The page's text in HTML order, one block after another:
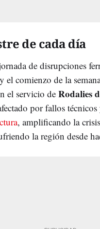
de cada día
de disrupciones
el comienzo de la
el servicio de Rodalies
por fallos técnicos
, amplificando la
la región desde